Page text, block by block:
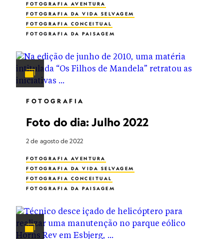
FOTOGRAFIA AVENTURA
FOTOGRAFIA DA VIDA SELVAGEM
FOTOGRAFIA CONCEITUAL
FOTOGRAFIA DA PAISAGEM
PHOTOGRAPHY CONTESTS
FOTOGRAFIA
Foto do dia: Julho 2022
2 de agosto de 2022
FOTOGRAFIA AVENTURA
FOTOGRAFIA DA VIDA SELVAGEM
FOTOGRAFIA CONCEITUAL
FOTOGRAFIA DA PAISAGEM
PHOTOGRAPHY CONTESTS